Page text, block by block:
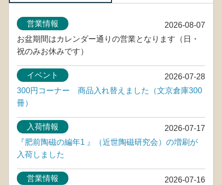
2026-08-07
営業情報
お盆期間はカレンダー通りの営業となります（日・
祝のみお休みです）
2026-07-28
イベント
300円コーナー 商品入れ替えました（文京倉庫300
冊）
2026-07-17
入荷情報
『肥前陶磁の編年1 』（近世陶磁研究会）の増刷が
入荷しました
2026-07-16
営業情報